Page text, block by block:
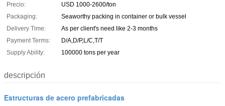
Precio:
USD 1000-2600/ton
Packaging:
Seaworthy packing in container or bulk vessel
Delivery Time:
As per client's need like 2-3 months
Payment Terms:
D/A,D/P,L/C,T/T
Supply Ability:
100000 tons per year
descripción
Estructuras de acero prefabricadas